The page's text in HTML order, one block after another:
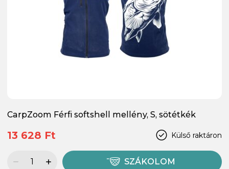
CarpZoom Férfi softshell mellény, S, sötétkék
Külső raktáron
13 628 Ft
SZÁKOLOM